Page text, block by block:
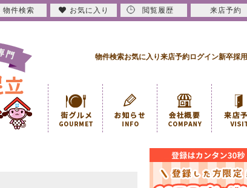
物件検索お気に入り来店予約ログイン新卒採用
物件検索 お気に入り 閲覧履歴 来店予約